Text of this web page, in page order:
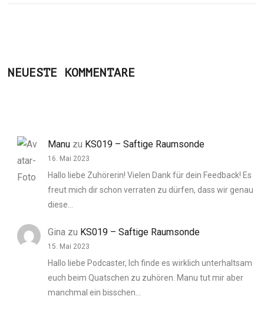
NEUESTE KOMMENTARE
Manu zu KS019 – Saftige Raumsonde
16. Mai 2023
Hallo liebe Zuhörerin! Vielen Dank für dein Feedback! Es
freut mich dir schon verraten zu dürfen, dass wir genau
diese…
Gina zu KS019 – Saftige Raumsonde
15. Mai 2023
Hallo liebe Podcaster, Ich finde es wirklich unterhaltsam
euch beim Quatschen zu zuhören. Manu tut mir aber
manchmal ein bisschen…